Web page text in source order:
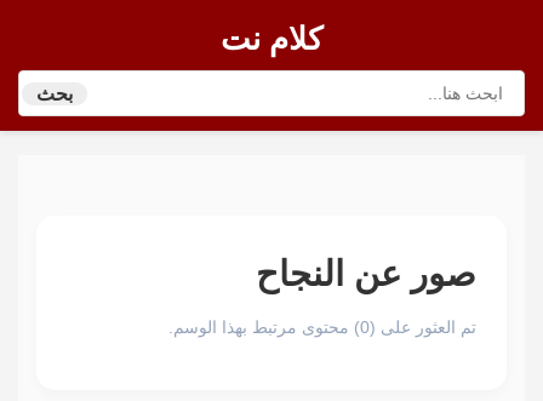
كلام نت
بحث
صور عن النجاح
تم العثور على (0) محتوى مرتبط بهذا الوسم.